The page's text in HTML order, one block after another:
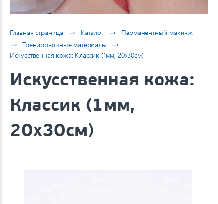
Главная страница → Каталог → Перманентный макияж
→ Тренировочные материалы →
Искусственная кожа: Классик (1мм, 20х30см)
Искусственная кожа:
Классик (1мм,
20х30см)